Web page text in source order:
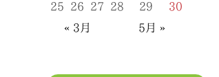
« 3月 5月 »
25
26 27 28 29 30